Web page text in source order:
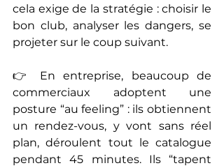
cela exige de la stratégie : choisir le
bon club, analyser les dangers, se
projeter sur le coup suivant.
👉 En entreprise, beaucoup de
commerciaux adoptent une
posture “au feeling” : ils obtiennent
un rendez-vous, y vont sans réel
plan, déroulent tout le catalogue
pendant 45 minutes. Ils “tapent